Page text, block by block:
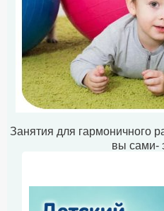
Занятия для гармоничного
вы сами-